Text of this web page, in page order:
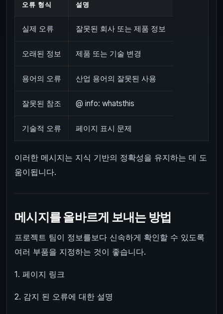
오류 형식 설명
실제 오류 잘못된 회사 또는 제품 정보
오래된 정보 제품 또는 기술 변경
용어의 오류 산업 용어의 잘못된 사용
잘못된 참조 @ info: whatsthis
기술적 오류 페이지 표시 문제
이러한 메시지는 지식 기반의 정확성을 유지하는 데 도
움이됩니다.
메시지를 올바르게 보내는 방법
프로젝트 팀이 정보를보다 신속하게 확인할 수 있도록
여러 부품을 지정하는 것이 좋습니다.
1. 페이지 링크
2. 감지 된 오류에 대한 설명